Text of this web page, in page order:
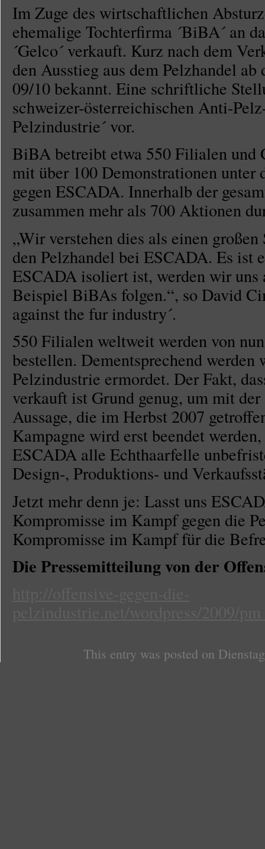
Im Zuge des wirtschaftlichen
ehemalige Tochterfirma ´BiBA´ an
´Gelco´ verkauft. Kurz nach dem
den Ausstieg aus dem Pelzhandel
09/10 bekannt. Eine schriftliche
schweizer-österreichischen Anti-
Pelzindustrie´ vor.
BiBA betreibt etwa 550 Filialen und
mit über 100 Demonstrationen unter
gegen ESCADA. Innerhalb der
zusammen mehr als 700 Aktionen
„Wir verstehen dies als einen
den Pelzhandel bei ESCADA. Es ist
ESCADA isoliert ist, werden wir uns
Beispiel BiBAs folgen.“, so David
against the fur industry´.
550 Filialen weltweit werden von
bestellen. Dementsprechend werden
Pelzindustrie ermordet. Der Fakt,
verkauft ist Grund genug, um mit
Aussage, die im Herbst 2007
Kampagne wird erst beendet
ESCADA alle Echthaarfelle
Design-, Produktions- und
Jetzt mehr denn je: Lasst uns
Kompromisse im Kampf gegen die
Kompromisse im Kampf für die
Die Pressemitteilung von der
This entry was posted on